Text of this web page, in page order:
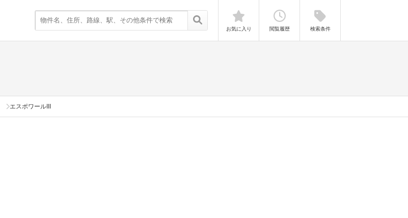
お気に入り 閲覧履歴 検索条件
エスポワールIII